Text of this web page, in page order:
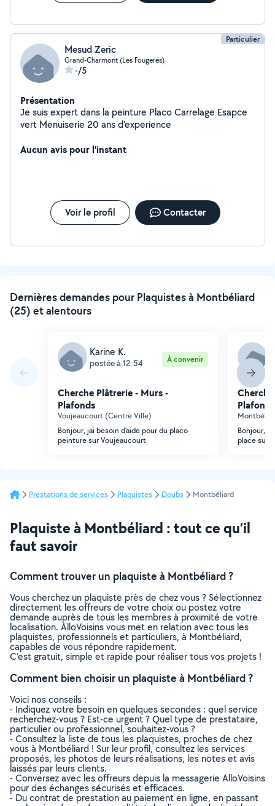
Particulier
Mesud Zeric
Grand-Charmont (Les Fougeres)
-/5
Présentation
Je suis expert dans la peinture Placo Carrelage Esapce
vert Menuiserie 20 ans d'experience
Aucun avis pour l'instant
Voir le profil Contacter
Dernières demandes pour Plaquistes à Montbéliard
(25) et alentours
Karine K.
postée à 12:54 À convenir
Cherche Plâtrerie - Murs -
Plafonds
Voujeaucourt (Centre Ville)
Bonjour, jai besoin d'aide pour du placo
peinture sur Voujeaucourt
Plafonds
Bonjour,
place sur
Prestations de services Plaquistes Doubs Montbéliard
Plaquiste à Montbéliard : tout ce qu’il
faut savoir
Comment trouver un plaquiste à Montbéliard ?
Vous cherchez un plaquiste près de chez vous ? Sélectionnez
directement les offreurs de votre choix ou postez votre
demande auprès de tous les membres à proximité de votre
localisation. AlloVoisins vous met en relation avec tous les
plaquistes, professionnels et particuliers, à Montbéliard,
capables de vous répondre rapidement.
C’est gratuit, simple et rapide pour réaliser tous vos projets !
Comment bien choisir un plaquiste à Montbéliard ?
Voici nos conseils :
- Indiquez votre besoin en quelques secondes : quel service
recherchez-vous ? Est-ce urgent ? Quel type de prestataire,
particulier ou professionnel, souhaitez-vous ?
- Consultez la liste de tous les plaquistes, proches de chez
vous à Montbéliard ! Sur leur profil, consultez les services
proposés, les photos de leurs réalisations, les notes et avis
laissés par leurs clients.
- Conversez avec les offreurs depuis la messagerie AlloVoisins
pour des échanges sécurisés et efficaces.
- Du contrat de prestation au paiement en ligne, en passant